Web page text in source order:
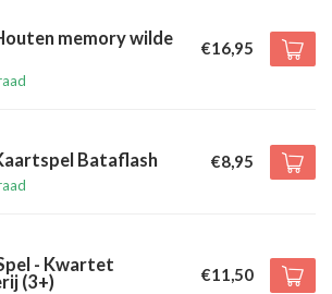
memory wilde
€16,95
Bataflash €8,95
- Kwartet
(3+)
€11,50